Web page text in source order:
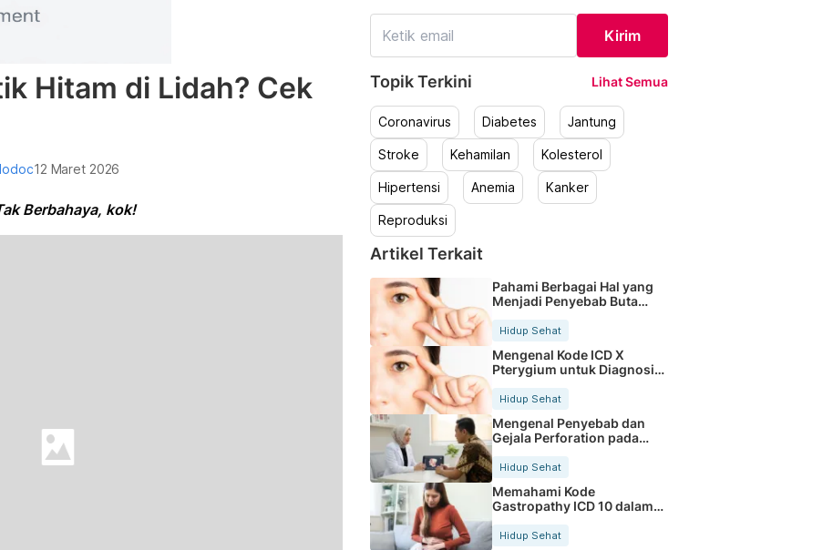
Hitam di Lidah? Cek
12 Maret 2026
Berbahaya, kok!
Kirim
Topik Terkini Lihat Semua
Coronavirus Diabetes Jantung
Stroke Kehamilan Kolesterol
Hipertensi Anemia Kanker
Reproduksi
Artikel Terkait
Pahami Berbagai Hal yang
Menjadi Penyebab Buta
Hidup Sehat
Mengenal Kode ICD X
Pterygium untuk Diagnosis
Hidup Sehat
Mengenal Penyebab dan
Gejala Perforation pada
Tubuh
Hidup Sehat
Memahami Kode
Gastropathy ICD 10 dalam
Rekam Medis Pasien
Hidup Sehat